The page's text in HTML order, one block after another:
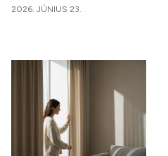
2026. JÚNIUS 23.